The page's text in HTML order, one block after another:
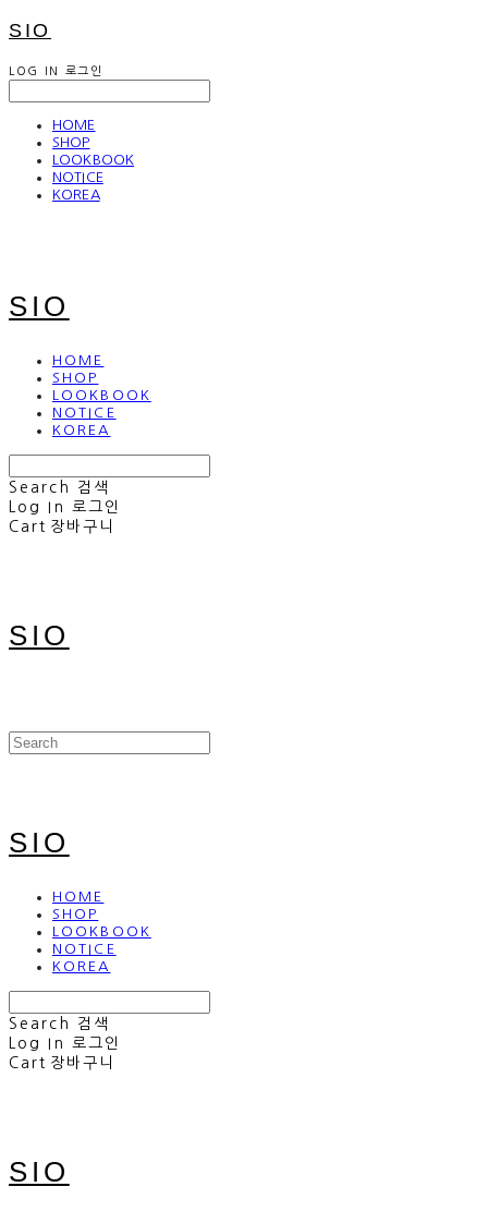
SIO
LOG IN 로그인
HOME
SHOP
LOOKBOOK
NOTICE
KOREA
SIO
HOME
SHOP
LOOKBOOK
NOTICE
KOREA
Search
검색
Log In
로그인
Cart 장바구니
SIO
SIO
HOME
SHOP
LOOKBOOK
NOTICE
KOREA
Search
검색
Log In
로그인
Cart 장바구니
SIO